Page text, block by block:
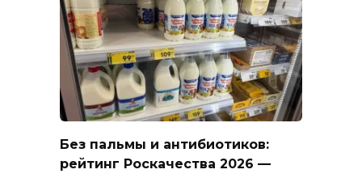
Без пальмы и антибиотиков:
рейтинг Роскачества 2026 —